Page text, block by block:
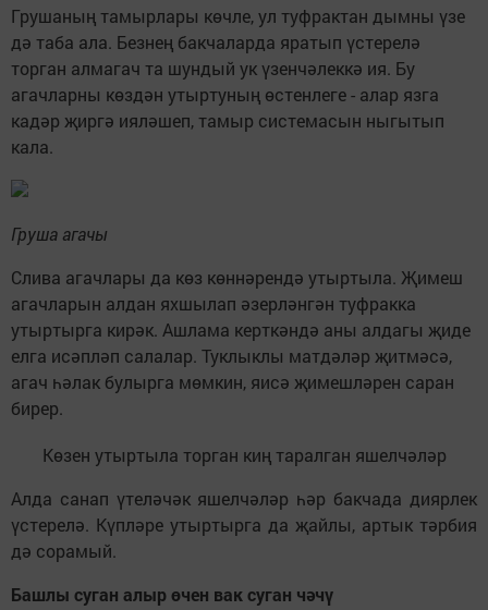
Грушаның тамырлары көчле, ул туфрактан дымны үзе
дә таба ала. Безнең бакчаларда яратып үстерелә
торган алмагач та шундый ук үзенчәлеккә ия. Бу
агачларны көздән утыртуның өстенлеге - алар язга
кадәр җиргә ияләшеп, тамыр системасын ныгытып
кала.
Груша агачы
Слива агачлары да көз көннәрендә утыртыла. Җимеш
агачларын алдан яхшылап әзерләнгән туфракка
утыртырга кирәк. Ашлама керткәндә аны алдагы җиде
елга исәпләп салалар. Туклыклы матдәләр җитмәсә,
агач һәлак булырга мөмкин, яисә җимешләрен саран
бирер.
Көзен утыртыла торган киң таралган яшелчәләр
Алда санап үтеләчәк яшелчәләр һәр бакчада диярлек
үстерелә. Күпләре утыртырга да җайлы, артык тәрбия
дә сорамый.
Башлы суган алыр өчен вак суган чәчү